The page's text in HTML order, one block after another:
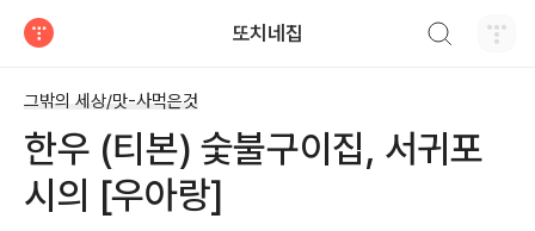
또치네집
그밖의 세상/맛-사먹은것
한우 (티본) 숯불구이집, 서귀포
시의 [우아랑]